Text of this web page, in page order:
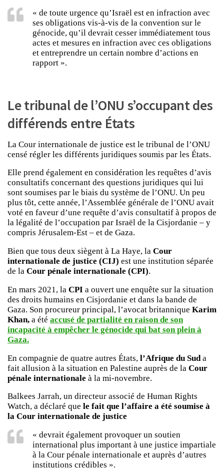
« de toute urgence qu’Israël est en infraction avec
ses obligations vis-à-vis de la convention sur le
génocide, qu’il devrait cesser immédiatement tous
actes et mesures en infraction avec ces obligations
et entreprendre un certain nombre d’actions en
rapport ».
Le tribunal de l’ONU s’occupant des
différends entre États
La Cour internationale de justice est le tribunal de l’ONU
censé régler les différents juridiques soumis par les États.
Elle prend également en considération les requêtes d’avis
consultatifs concernant des questions juridiques qui lui
sont soumises par le biais du système de l’ONU. Un peu
plus tôt, cette année, l’Assemblée générale de l’ONU avait
voté en faveur d’une requête d’avis consultatif à propos de
la légalité de l’occupation par Israël de la Cisjordanie – y
compris Jérusalem-Est – et de Gaza.
Bien que tous deux siègent à La Haye, la Cour
internationale de justice (CIJ) est une institution séparée
de la Cour pénale internationale (CPI).
En mars 2021, la CPI a ouvert une enquête sur la situation
des droits humains en Cisjordanie et dans la bande de
Gaza. Son procureur principal, l’avocat britannique Karim
Khan, a été accusé de partialité en raison de son
incapacité à empêcher le génocide qui bat son plein à
Gaza.
En compagnie de quatre autres États, l’Afrique du Sud a
fait allusion à la situation en Palestine auprès de la Cour
pénale internationale à la mi-novembre.
Balkees Jarrah, un directeur associé de Human Rights
Watch, a déclaré que le fait que l’affaire a été soumise à
la Cour internationale de justice
« devrait également provoquer un soutien
international plus important à une justice impartiale
à la Cour pénale internationale et auprès d’autres
institutions crédibles ».